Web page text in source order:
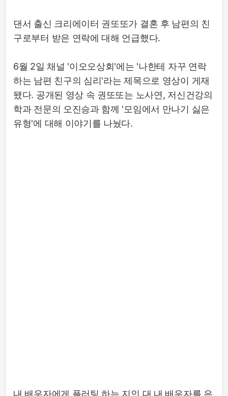
댄서 출신 크리에이터 권또또가 결혼 후 남편의 친
구로부터 받은 연락에 대해 언급했다.
6월 2일 채널 '이오오상회'에는 '나한테 자꾸 연락
하는 남편 친구의 심리'라는 제목으로 영상이 게재
됐다. 공개된 영상 속 권또또는 노사연, 저신건강의
학과 전문의 오진승과 함께 '모임에서 만나기 싫은
유형'에 대해 이야기를 나눴다.
내 배우자에게 플러팅 하는 지인 대 내 배우자를 은